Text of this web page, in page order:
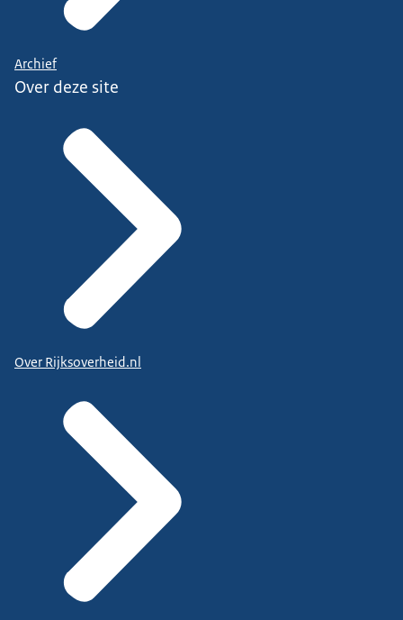
Archief
Over deze site
Over Rijksoverheid.nl